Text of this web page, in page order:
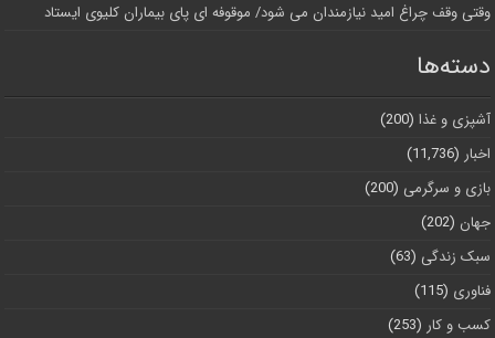
وقتی وقف چراغ امید نیازمندان می شود/ موقوفه ای پای بیماران کلیوی ایستاد
دسته‌ها
آشپزی و غذا (200)
اخبار (11,736)
بازی و سرگرمی (200)
جهان (202)
سبک زندگی (63)
فناوری (115)
کسب و کار (253)